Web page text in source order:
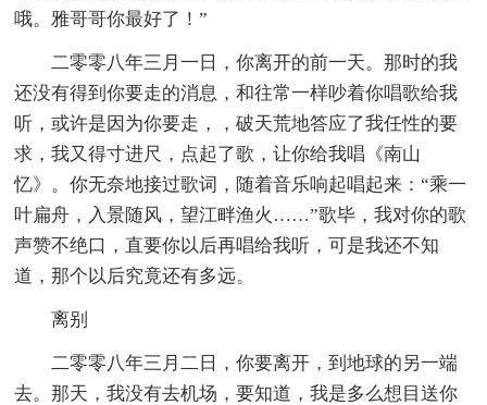
哦。雅哥哥你最好了！”
二零零八年三月一日，你离开的前一天。那时的我
还没有得到你要走的消息，和往常一样吵着你唱歌给我
听，或许是因为你要走，，破天荒地答应了我任性的要
求，我又得寸进尺，点起了歌，让你给我唱《南山
忆》。你无奈地接过歌词，随着音乐响起唱起来：“乘一
叶扁舟，入景随风，望江畔渔火……”歌毕，我对你的歌
声赞不绝口，直要你以后再唱给我听，可是我还不知
道，那个以后究竟还有多远。
离别
二零零八年三月二日，你要离开，到地球的另一端
去。那天，我没有去机场，要知道，我是多么想目送你